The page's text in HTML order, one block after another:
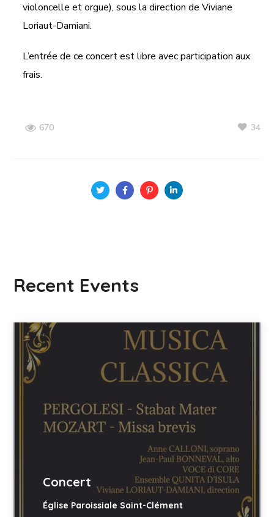
violoncelle et orgue), sous la direction de Viviane
Loriaut-Damiani.
L’entrée de ce concert est libre avec participation aux
frais.
670 34
Recent Events
Concert
Église Paroissiale Saint-Clément